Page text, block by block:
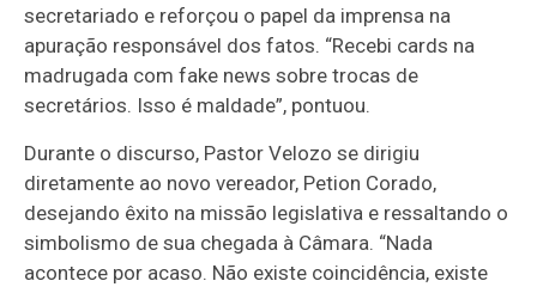
secretariado e reforçou o papel da imprensa na
apuração responsável dos fatos. “Recebi cards na
madrugada com fake news sobre trocas de
secretários. Isso é maldade”, pontuou.
Durante o discurso, Pastor Velozo se dirigiu
diretamente ao novo vereador, Petion Corado,
desejando êxito na missão legislativa e ressaltando o
simbolismo de sua chegada à Câmara. “Nada
acontece por acaso. Não existe coincidência, existe